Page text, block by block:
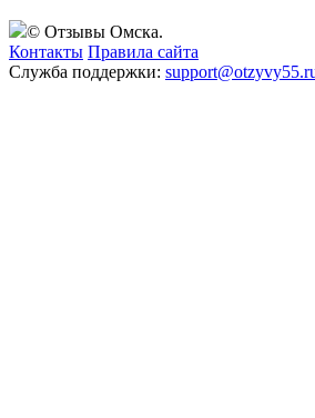
© Отзывы Омска.
Контакты Правила сайта
Служба поддержки: